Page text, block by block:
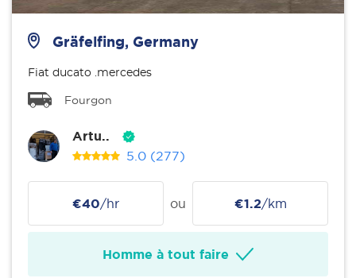
Gräfelfing, Germany
Fiat ducato .mercedes
Fourgon
Artu..
5.0 (277)
€40/hr ou €1.2/km
Homme à tout faire